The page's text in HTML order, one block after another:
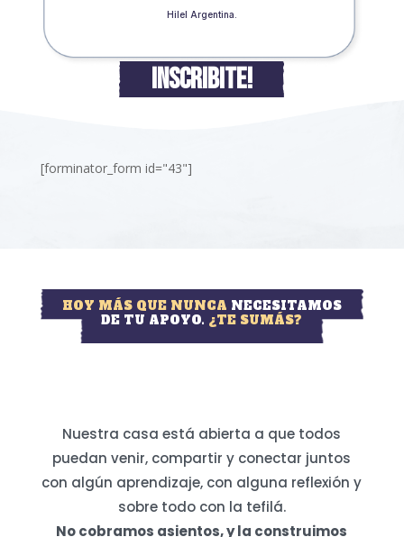
Hilel Argentina.
INSCRIBITE!
[forminator_form id="43"]
HOY MÁS QUE NUNCA NECESITAMOS
DE TU APOYO. ¿TE SUMÁS?
Nuestra casa está abierta a que todos
puedan venir, compartir y conectar juntos
con algún aprendizaje, con alguna reflexión y
sobre todo con la tefilá.
No cobramos asientos, y la construimos